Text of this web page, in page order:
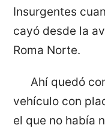
Insurgentes
cayó desde la
Roma Norte.
Ahí quedó
vehículo con
el que no había